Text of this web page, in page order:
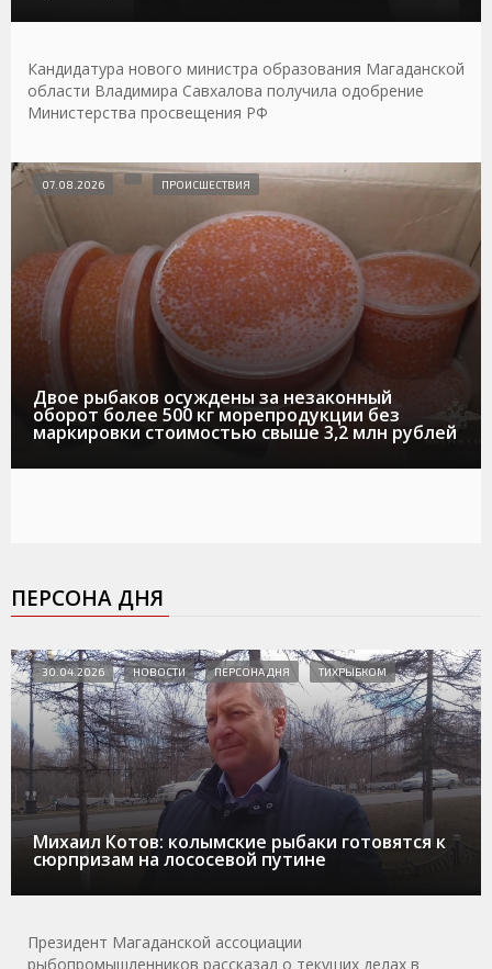
Кандидатура нового министра образования Магаданской
области Владимира Савхалова получила одобрение
Министерства просвещения РФ
Двое рыбаков осуждены за незаконный
оборот более 500 кг морепродукции без
маркировки стоимостью свыше 3,2 млн рублей
07.08.2026 ПРОИСШЕСТВИЯ
ПЕРСОНА ДНЯ
Михаил Котов: колымские рыбаки готовятся к
сюрпризам на лососевой путине
30.04.2026 НОВОСТИ ПЕРСОНА ДНЯ ТИХРЫБКОМ
Президент Магаданской ассоциации
рыбопромышленников рассказал о текущих делах в